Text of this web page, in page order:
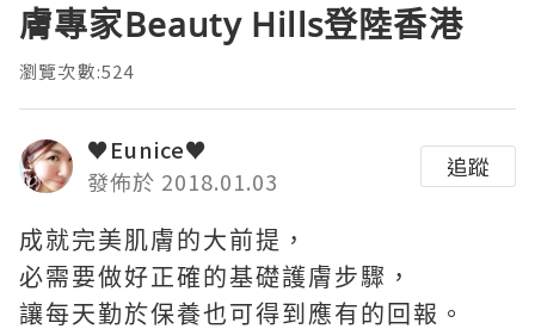
膚專家Beauty Hills登陸香港
瀏覽次數:524
♥Eunice♥
發佈於 2018.01.03
追蹤
成就完美肌膚的大前提，
必需要做好正確的基礎護膚步驟，
讓每天勤於保養也可得到應有的回報。